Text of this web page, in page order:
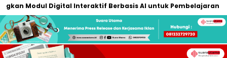
Digital Interaktif Berbasis AI untuk Pembelajaran Berbicara